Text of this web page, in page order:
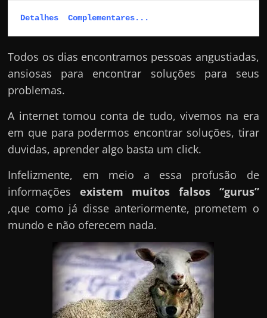
s
c
o
m
o
?
Detalhes  Complementares...
Todos os dias encontramos pessoas angustiadas,
ansiosas para encontrar soluções para seus
problemas.
A internet tomou conta de tudo, vivemos na era
em que para podermos encontrar soluções, tirar
duvidas, aprender algo basta um click.
Infelizmente, em meio a essa profusão de
informações existem muitos falsos “gurus”
,que como já disse anteriormente, prometem o
mundo e não oferecem nada.